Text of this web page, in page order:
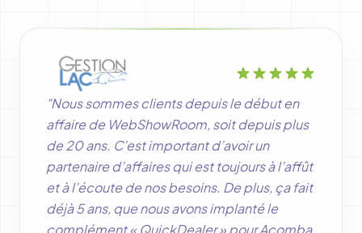
Liste des témoignages clients
"Nous sommes clients depuis le début en
affaire de WebShowRoom, soit depuis plus
de 20 ans. C’est important d’avoir un
partenaire d’affaires qui est toujours à l’affût
et à l’écoute de nos besoins. De plus, ça fait
déjà 5 ans, que nous avons implanté le
complément « QuickDealer » pour Acomba,